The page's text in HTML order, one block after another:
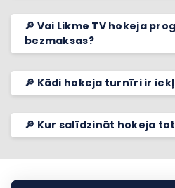
🔎 Vai Likme TV hokeja
bezmaksas?
🔎 Kādi hokeja turnīri ir
🔎 Kur salīdzināt hokeja